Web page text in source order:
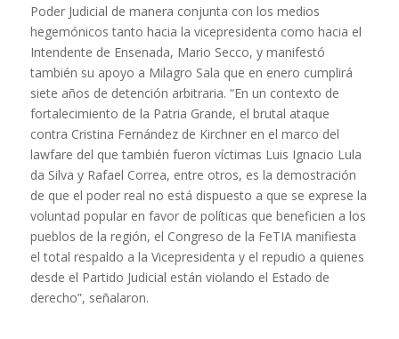
Poder Judicial de manera conjunta con los medios
hegemónicos tanto hacia la vicepresidenta como hacia el
Intendente de Ensenada, Mario Secco, y manifestó
también su apoyo a Milagro Sala que en enero cumplirá
siete años de detención arbitraria. “En un contexto de
fortalecimiento de la Patria Grande, el brutal ataque
contra Cristina Fernández de Kirchner en el marco del
lawfare del que también fueron víctimas Luis Ignacio Lula
da Silva y Rafael Correa, entre otros, es la demostración
de que el poder real no está dispuesto a que se exprese la
voluntad popular en favor de políticas que beneficien a los
pueblos de la región, el Congreso de la FeTIA manifiesta
el total respaldo a la Vicepresidenta y el repudio a quienes
desde el Partido Judicial están violando el Estado de
derecho”, señalaron.